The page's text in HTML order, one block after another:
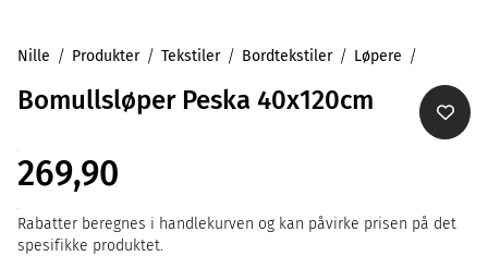
Nille Produkter Tekstiler Bordtekstiler Løpere
Bomullsløper Peska 40x120cm
269,90
Rabatter beregnes i handlekurven og kan påvirke prisen på det
spesifikke produktet.